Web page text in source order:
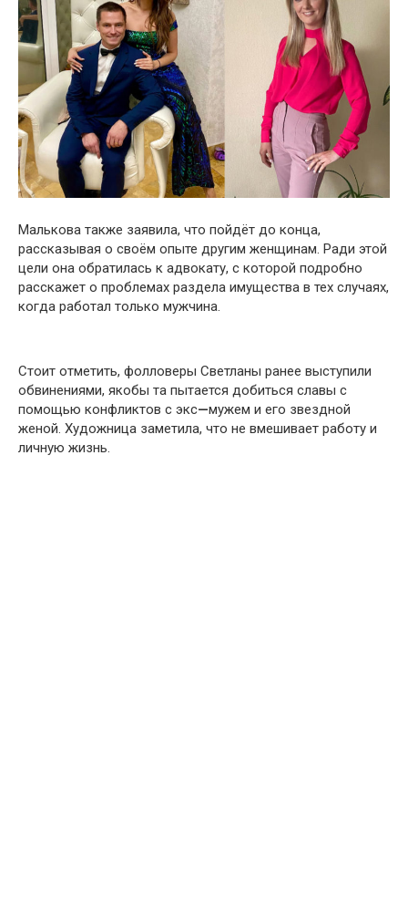
Малькова также заявила, что пойдёт до конца,
рассказывая о своём опыте другим женщинам. Ради этой
цели она обратилась к адвокату, с которой подробно
расскажет о проблемах раздела имущества в тех случаях,
когда работал только мужчина.
Стоит отметить, фолловеры Светланы ранее выступили
обвинениями, якобы та пытается добиться славы с
помощью конфликтов с экс—мужем и его звездной
женой. Художница заметила, что не вмешивает работу и
личную жизнь.